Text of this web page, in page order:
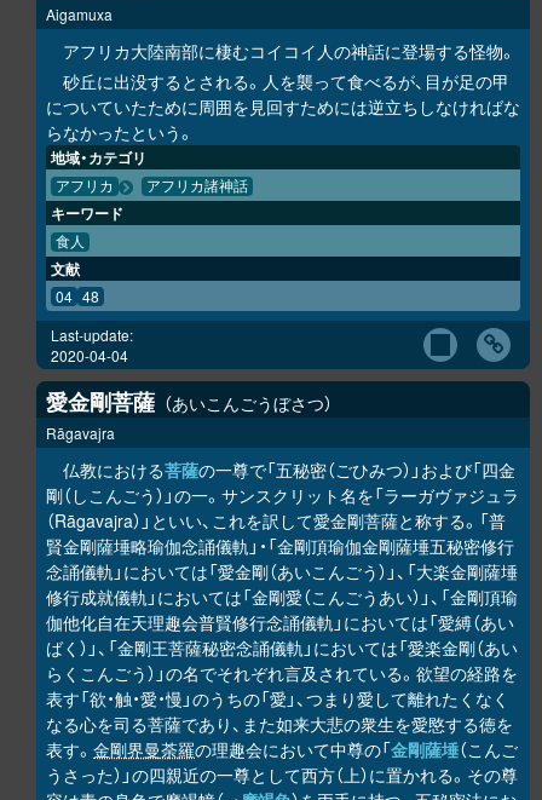
Aigamuxa
アフリカ大陸南部に棲むコイコイ人の神話に登場する怪物。
砂丘に出没するとされる。人を襲って食べるが、目が足の甲
についていたために周囲を見回すためには逆立ちしなければな
らなかったという。
地域・カテゴリ
アフリカ アフリカ諸神話
キーワード
食人
文献
04 48
Last-update:
2020-04-04
愛金剛菩薩 あいこんごうぼさつ
Rāgavajra
仏教における菩薩の一尊で「五秘密（ごひみつ）」および「四金
剛（しこんごう）」の一。サンスクリット名を「ラーガヴァジュラ
（Rāgavajra）」といい、これを訳して愛金剛菩薩と称する。「普
賢金剛薩埵略瑜伽念誦儀軌」・「金剛頂瑜伽金剛薩埵五秘密修行
念誦儀軌」においては「愛金剛（あいこんごう）」、「大楽金剛薩埵
修行成就儀軌」においては「金剛愛（こんごうあい）」、「金剛頂瑜
伽他化自在天理趣会普賢修行念誦儀軌」においては「愛縛（あい
ばく）」、「金剛王菩薩秘密念誦儀軌」においては「愛楽金剛（あい
らくこんごう）」の名でそれぞれ言及されている。欲望の経路を
表す「欲・触・愛・慢」のうちの「愛」、つまり愛して離れたくなく
なる心を司る菩薩であり、また如来大悲の衆生を愛愍する徳を
表す。 金剛界曼荼羅の理趣会において中尊の「金剛薩埵（こんご
うさった）」の四親近の一尊として西方（上）に置かれる。その尊